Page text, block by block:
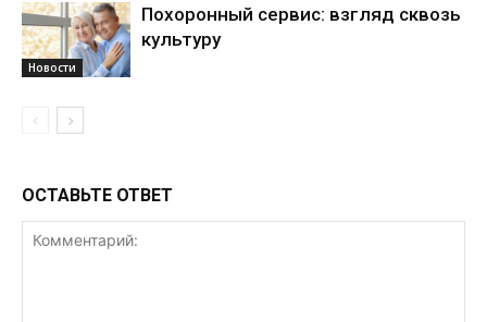
Новости
Похоронный сервис: взгляд сквозь
культуру
ОСТАВЬТЕ ОТВЕТ